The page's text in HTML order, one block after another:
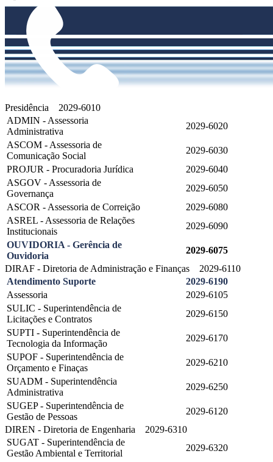
Presidência
2029-6010
ADMIN - Assessoria
Administrativa
2029-6020
ASCOM - Assessoria de
Comunicação Social
2029-6030
PROJUR - Procuradoria Jurídica
2029-6040
ASGOV - Assessoria de
Governança
2029-6050
ASCOR - Assessoria de Correição
2029-6080
ASREL - Assessoria de Relações
Institucionais
2029-6090
OUVIDORIA - Gerência de
Ouvidoria
2029-6075
DIRAF - Diretoria de Administração e Finanças
2029-6110
Atendimento Suporte
2029-6190
Assessoria
2029-6105
SULIC - Superintendência de
Licitações e Contratos
2029-6150
SUPTI - Superintendência de
Tecnologia da Informação
2029-6170
SUPOF - Superintendência de
Orçamento e Finaças
2029-6210
SUADM - Superintendência
Administrativa
2029-6250
SUGEP - Superintendência de
Gestão de Pessoas
2029-6120
DIREN - Diretoria de Engenharia
2029-6310
SUGAT - Superintendência de
Gestão Ambiental e Territorial
2029-6320